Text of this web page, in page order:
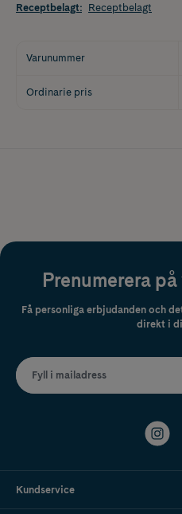
Receptbelagt: Receptbelagt
Varunummer
Ordinarie pris
Prenumerera
Få personliga erbjudanden och
direkt i
Fyll i mailadress
Kundservice